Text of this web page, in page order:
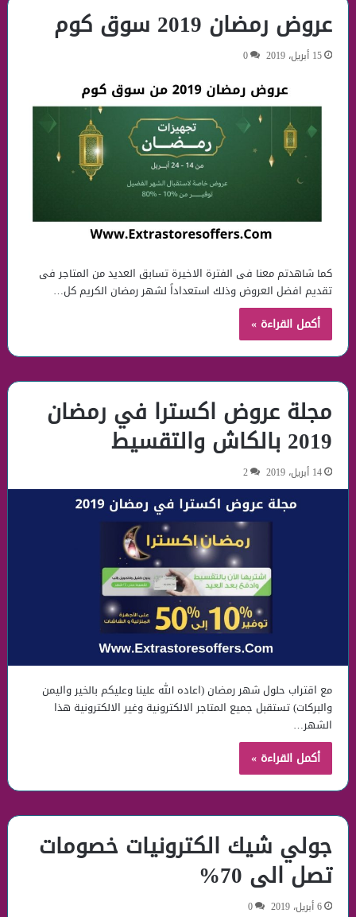
عروض رمضان 2019 سوق كوم
15 أبريل، 2019 0
كما شاهدتم معنا فى الفترة الاخيرة تسابق العديد من المتاجر فى
تقديم افضل العروض وذلك استعداداً لشهر رمضان الكريم كل…
أكمل القراءة »
مجلة عروض اكسترا في رمضان
2019 بالكاش والتقسيط
14 أبريل، 2019 2
مع اقتراب حلول شهر رمضان (اعاده الله علينا وعليكم بالخير واليمن
والبركات) تستقبل جميع المتاجر الالكترونية وغير الالكترونية هذا
الشهر…
أكمل القراءة »
جولي شيك الكترونيات خصومات
تصل الى 70%
6 أبريل، 2019 0